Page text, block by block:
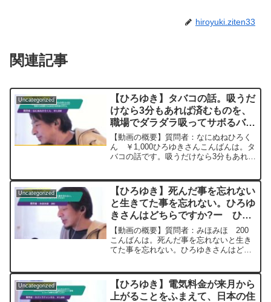
hiroyuki.ziten33
関連記事
Uncategorized
【ひろゆき】タバコの話。吸うだ
けなら3分もあれば済むものを、
職場でダラダラ吸ってサボるバカ
がいるおかげで勤務中は禁煙にな
る会社が後を絶ちませんー ひろ
ゆき切り抜き 20250312
【動画の概要】質問者：なにぬねひろく
ん ￥1,000ひろゆきさんこんばんは。タ
バコの話です。吸うだけなら3分もあれば
る会社が後を絶ちません。私は一人で
黙々と吸ってさっさ...
Uncategorized
【ひろゆき】死んだ事を忘れない
と生きてた事を忘れない。ひろゆ
きさんはどちらですか?ー ひろ
ゆき切り抜き 20250221
【動画の概要】質問者：みほみほ 200
こんばんは。死んだ事を忘れないと生き
てた事を忘れない。ひろゆきさんはどち
んの動画で、寄せられた質問について、
一問一答形...
Uncategorized
【ひろゆき】電気料金が来月から
上がることをふまえて、日本の住